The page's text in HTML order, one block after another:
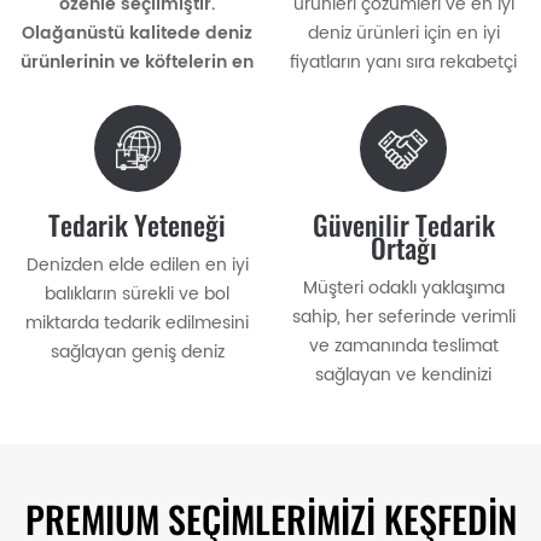
Olağanüstü kalitede deniz
ürünlerinin ve köftelerin en
tadını çıkarın.
deniz ürünleri için en iyi
fiyatların yanı sıra rekabetçi
ürünleri sunuyoruz.
Tedarik Yeteneği
Denizden elde edilen en iyi
balıkların sürekli ve bol
miktarda tedarik edilmesini
sağlayan geniş deniz
Güvenilir Tedarik
Ortağı
Müşteri odaklı yaklaşıma
sahip, her seferinde verimli
ve zamanında teslimat
sağlayan ve kendinizi
PREMIUM SEÇİMLERİMİZİ KEŞFEDİN